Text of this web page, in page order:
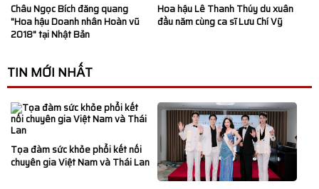
Châu Ngọc Bích đăng quang
"Hoa hậu Doanh nhân Hoàn vũ
2018" tại Nhật Bản
Hoa hậu Lê Thanh Thúy du xuân
đầu năm cùng ca sĩ Lưu Chí Vỹ
TIN MỚI NHẤT
Tọa đàm sức khỏe phổi kết nối
chuyên gia Việt Nam và Thái Lan